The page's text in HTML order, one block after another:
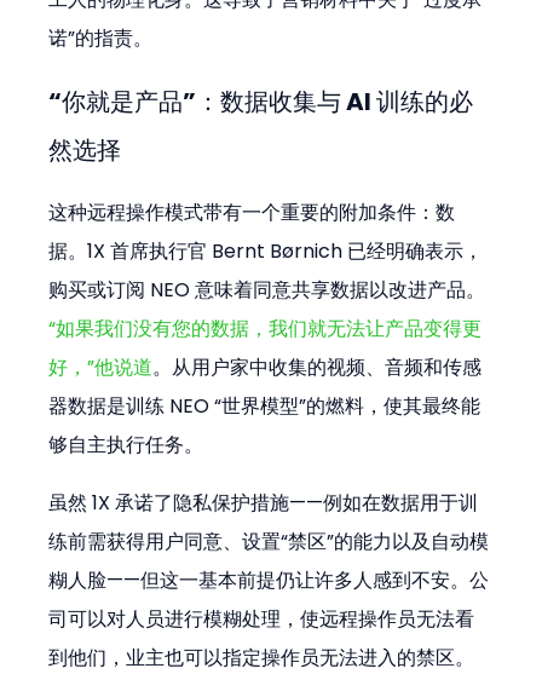
诺”的指责。
“你就是产品”：数据收集与 AI 训练的必
然选择
这种远程操作模式带有一个重要的附加条件：数
据。1X 首席执行官 Bernt Børnich 已经明确表示，
购买或订阅 NEO 意味着同意共享数据以改进产品。
“如果我们没有您的数据，我们就无法让产品变得更
好，”他说道。从用户家中收集的视频、音频和传感
器数据是训练 NEO “世界模型”的燃料，使其最终能
够自主执行任务。
虽然 1X 承诺了隐私保护措施——例如在数据用于训
练前需获得用户同意、设置“禁区”的能力以及自动模
糊人脸——但这一基本前提仍让许多人感到不安。公
司可以对人员进行模糊处理，使远程操作员无法看
到他们，业主也可以指定操作员无法进入的禁区。